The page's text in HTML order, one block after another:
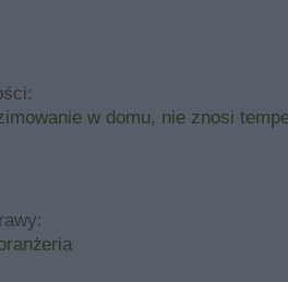
w domu, nie znosi